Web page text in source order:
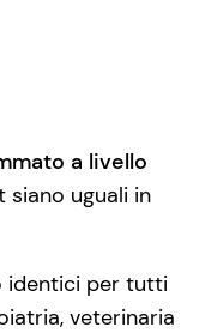
a livello
siano uguali in
identici per tutti
veterinaria